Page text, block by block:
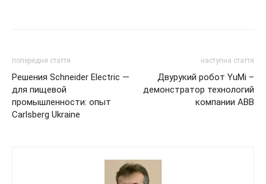
попередня стаття
Решения Schneider Electric —
для пищевой
промышленности: опыт
Carlsberg Ukraine
наступна стаття
Двурукий робот YuMi –
демонстратор технологий
компании АВВ